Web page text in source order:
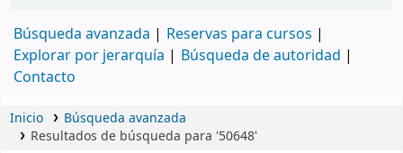
Búsqueda avanzada
Reservas para cursos
Explorar por jerarquía
Búsqueda de autoridad
Contacto
Inicio
Búsqueda avanzada
Resultados de búsqueda para '50648'